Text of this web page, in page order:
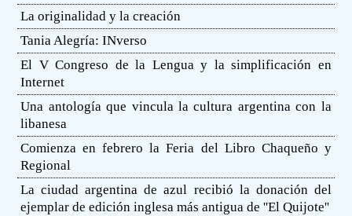
La originalidad y la creación
Tania Alegría: INverso
El V Congreso de la Lengua y la simplificación en
Internet
Una antología que vincula la cultura argentina con la
libanesa
Comienza en febrero la Feria del Libro Chaqueño y
Regional
La ciudad argentina de azul recibió la donación del
ejemplar de edición inglesa más antigua de ''El Quijote''